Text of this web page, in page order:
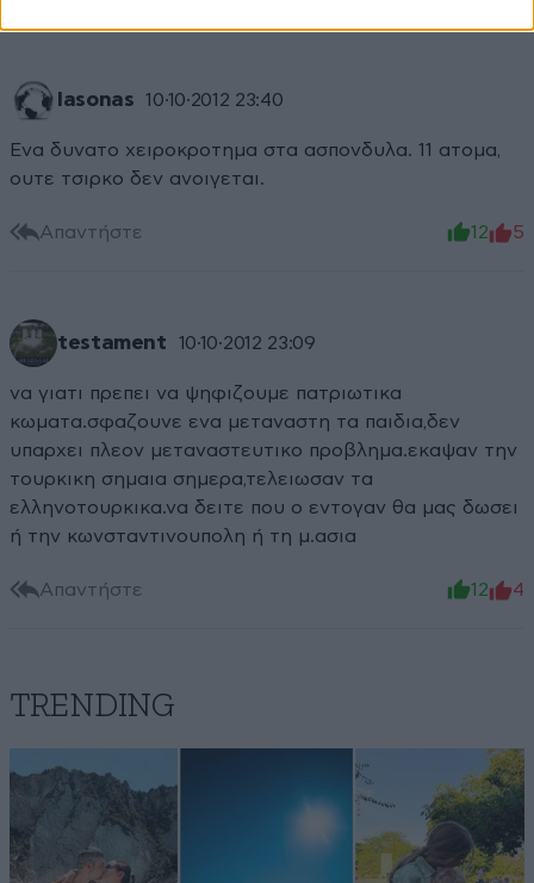
Iasonas 10·10·2012 23:40
Ενα δυνατο χειροκροτημα στα ασπονδυλα. 11 ατομα,
ουτε τσιρκο δεν ανοιγεται.
Απαντήστε 12 5
testament 10·10·2012 23:09
να γιατι πρεπει να ψηφιζουμε πατριωτικα
κωματα.σφαζουνε ενα μεταναστη τα παιδια,δεν
υπαρχει πλεον μεταναστευτικο προβλημα.εκαψαν την
τουρκικη σημαια σημερα,τελειωσαν τα
ελληνοτουρκικα.να δειτε που ο εντογαν θα μας δωσει
ή την κωνσταντινουπολη ή τη μ.ασια
Απαντήστε 12 4
TRENDING